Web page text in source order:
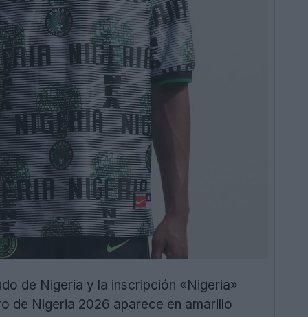
de Nigeria y la inscripción «Nigeria»
de Nigeria 2026 aparece en amarillo